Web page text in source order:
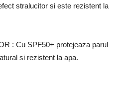
stralucitor si este rezistent la
: Cu SPF50+ protejeaza parul
si rezistent la apa.